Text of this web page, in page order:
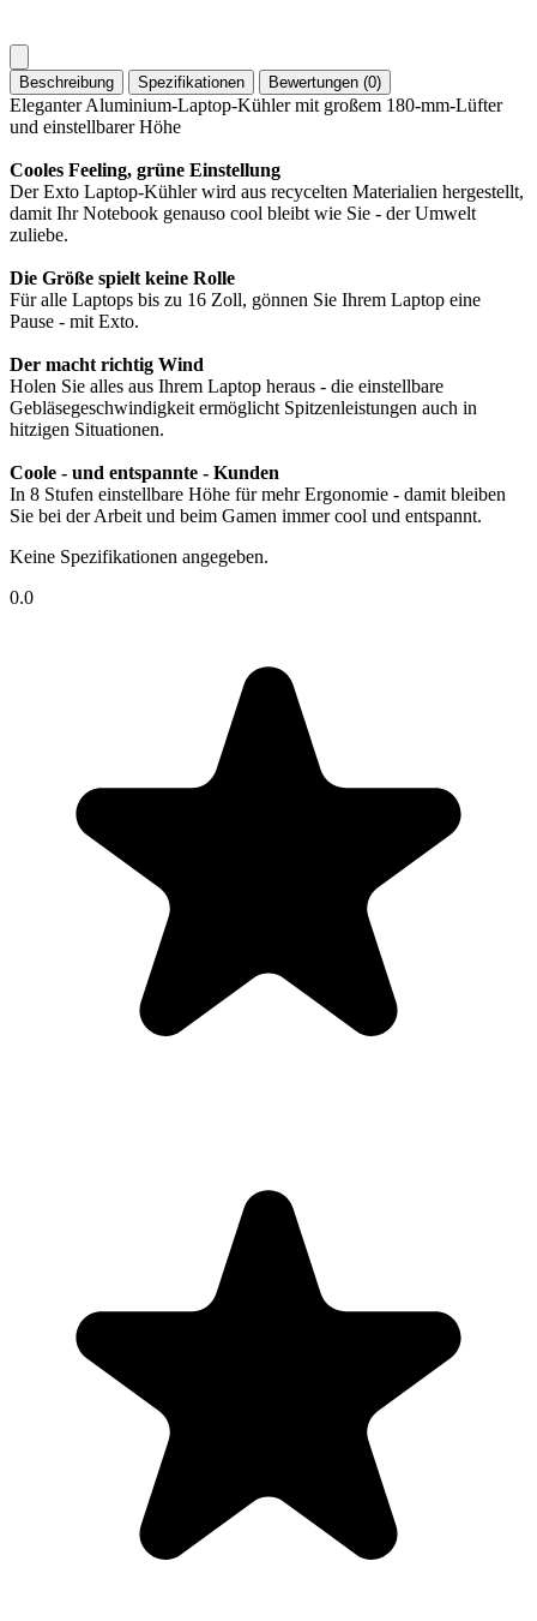
Beschreibung Spezifikationen Bewertungen (0)
Eleganter Aluminium-Laptop-Kühler mit großem 180-mm-Lüfter
und einstellbarer Höhe
Cooles Feeling, grüne Einstellung
Der Exto Laptop-Kühler wird aus recycelten Materialien hergestellt,
damit Ihr Notebook genauso cool bleibt wie Sie - der Umwelt
zuliebe.
Die Größe spielt keine Rolle
Für alle Laptops bis zu 16 Zoll, gönnen Sie Ihrem Laptop eine
Pause - mit Exto.
Der macht richtig Wind
Holen Sie alles aus Ihrem Laptop heraus - die einstellbare
Gebläsegeschwindigkeit ermöglicht Spitzenleistungen auch in
hitzigen Situationen.
Coole - und entspannte - Kunden
In 8 Stufen einstellbare Höhe für mehr Ergonomie - damit bleiben
Sie bei der Arbeit und beim Gamen immer cool und entspannt.
Keine Spezifikationen angegeben.
0.0